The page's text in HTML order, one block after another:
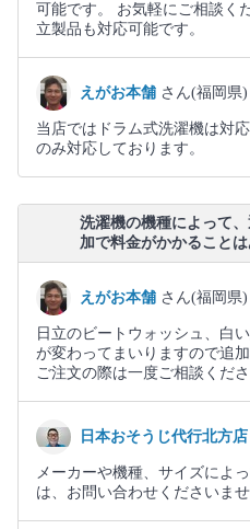
可能です。 お気軽にご相談く
立製品も対応可能です。
えがお本舗 さん(福岡県)
当店ではドラム式洗濯機は対
のみ対応しております。
洗濯機の機種によって
加で料金がかかること
えがお本舗 さん(福岡県)
日立のビートウォッシュ、白
が変わってまいりますので追
ご注文の際は一度ご相談くださ
日本おそうじ代行北方店
メーカーや機種、サイズによ
は、お問い合わせくださいませ